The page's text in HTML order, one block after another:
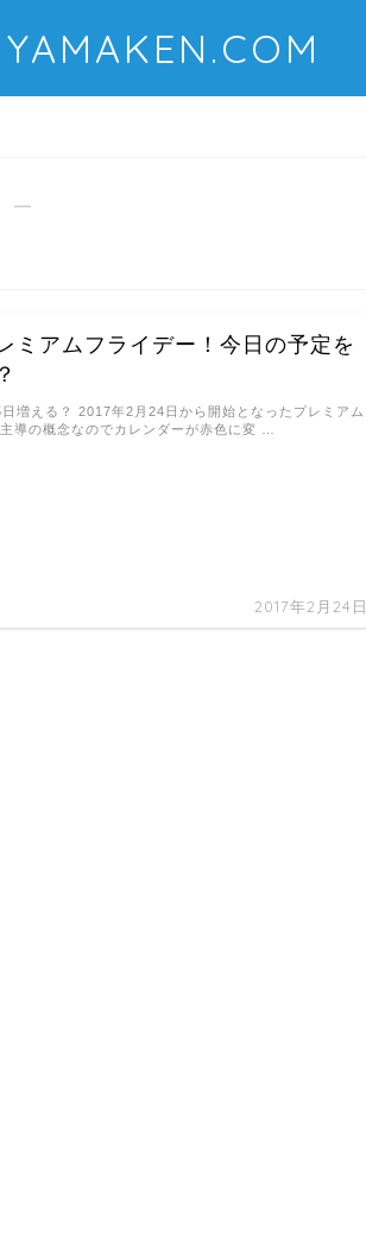
YAMAKEN.COM
―
ミアムフライデー！今日の予定を
2017年2月24日
増える？ 2017年2月24日から開始となったプレミアム
導の概念なのでカレンダーが赤色に変 …